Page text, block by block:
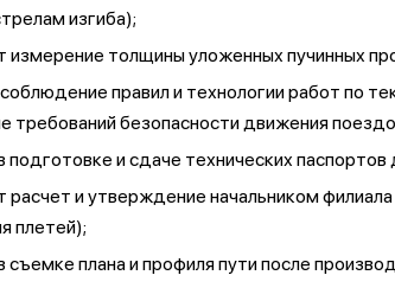
изгиба);
измерение толщины уложенных пучинных
правил и технологии работ по
требований безопасности движения
подготовке и сдаче технических
расчет и утверждение начальником
плетей);
съемке плана и профиля пути после